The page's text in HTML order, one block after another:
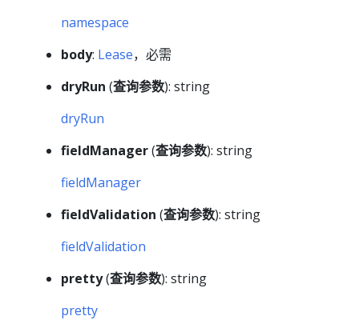
namespace
body: Lease，必需
dryRun (查询参数): string
dryRun
fieldManager(查询参数): string
fieldManager
fieldValidation (查询参数): string
fieldValidation
pretty(查询参数): string
pretty